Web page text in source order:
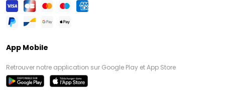
App Mobile
Retrouver notre application sur Google Play et App Store